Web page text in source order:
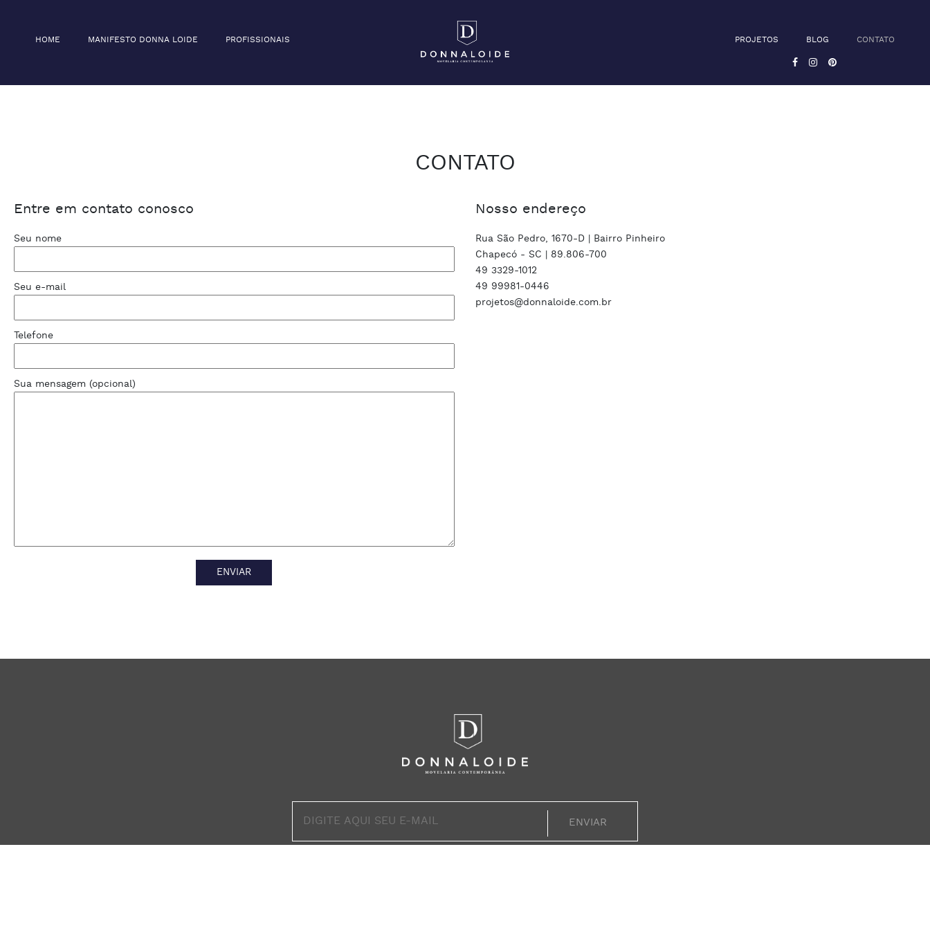
HOME MANIFESTO DONNA LOIDE PROFISSIONAIS PROJETOS BLOG CONTATO
CONTATO
Entre em contato conosco
Seu nome
Seu e-mail
Telefone
Sua mensagem (opcional)
Nosso endereço
Rua São Pedro, 1670-D | Bairro Pinheiro
Chapecó - SC | 89.806-700
49 3329-1012
49 99981-0446
projetos@donnaloide.com.br